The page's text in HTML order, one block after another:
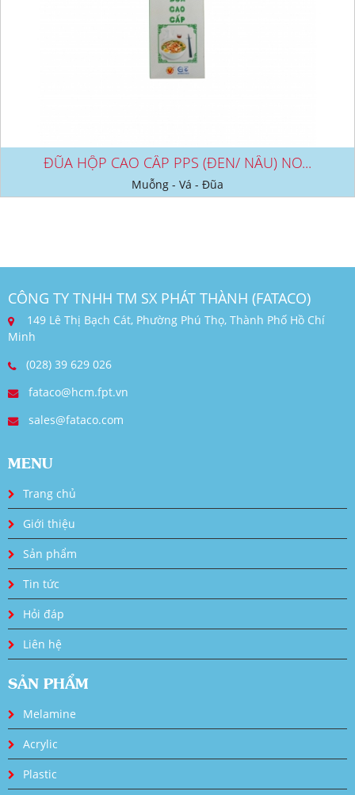
ĐŨA HỘP CAO CẤP PPS (ĐEN/ NÂU) NO...
Muỗng - Vá - Đũa
CÔNG TY TNHH TM SX PHÁT THÀNH (FATACO)
149 Lê Thị Bạch Cát, Phường Phú Thọ, Thành Phố Hồ Chí
Minh
(028) 39 629 026
fataco@hcm.fpt.vn
sales@fataco.com
MENU
Trang chủ
Giới thiệu
Sản phẩm
Tin tức
Hỏi đáp
Liên hệ
SẢN PHẨM
Melamine
Acrylic
Plastic